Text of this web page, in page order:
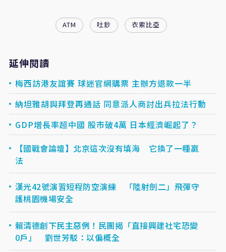
ATM 吐鈔 衣索比亞
延伸閱讀
梅西訪港友誼賽 球迷官網購票 主辦方退款一半
納坦雅胡與拜登再通話 同意派人商討出兵拉法行動
GDP增長率超中國 股市破4萬 日本經濟崛起了？
【國戰會論壇】北京這次沒有填海 它換了一種贏
法
漢光42號演習短程防空演練 「陸射劍二」飛彈守
護桃園機場安全
賴清德創下民主惡例！民團揭「直接興建社宅恐變
0戶」 劉世芳駁：以偏概全